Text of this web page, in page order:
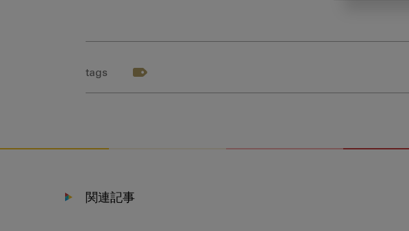
tags
関連記事